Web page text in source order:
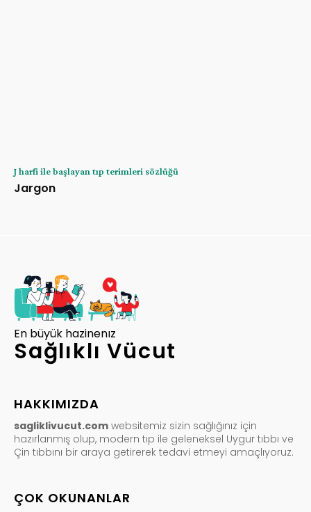
J harfi ile başlayan tıp terimleri sözlüğü
Jargon
En büyük hazinenız
Sağlıklı Vücut
HAKKIMIZDA
sagliklivucut.com websitemiz sizin sağlığınız için
hazırlanmış olup, modern tıp ile geleneksel Uygur tıbbı ve
Çin tıbbını bir araya getirerek tedavi etmeyi amaçlıyoruz.
ÇOK OKUNANLAR